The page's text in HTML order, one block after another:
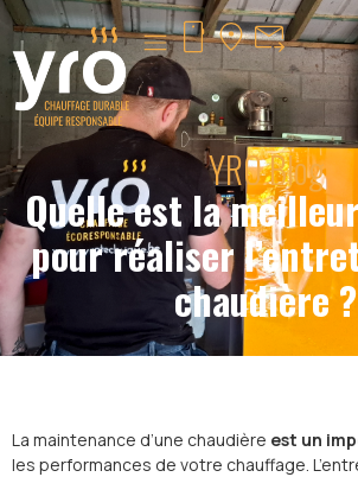
YRO Blog
Quelle est la
pour réaliser
chaudière ?
La maintenance d’une chaudière est un
les performances de votre chauffage.